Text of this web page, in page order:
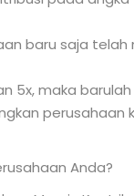
baru saja
5x, maka
perusahaan
Anda?